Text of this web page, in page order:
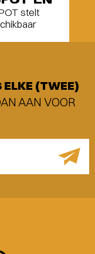
stelt
ELKE (TWEE)
AAN VOOR